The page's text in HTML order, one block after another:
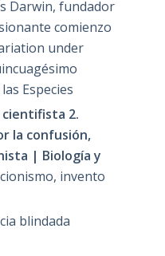
Darwin, fundador
comienzo
under
Especies
2.
la confusión,
| Biología y
invento
blindada